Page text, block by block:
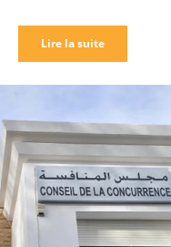
Lire la suite